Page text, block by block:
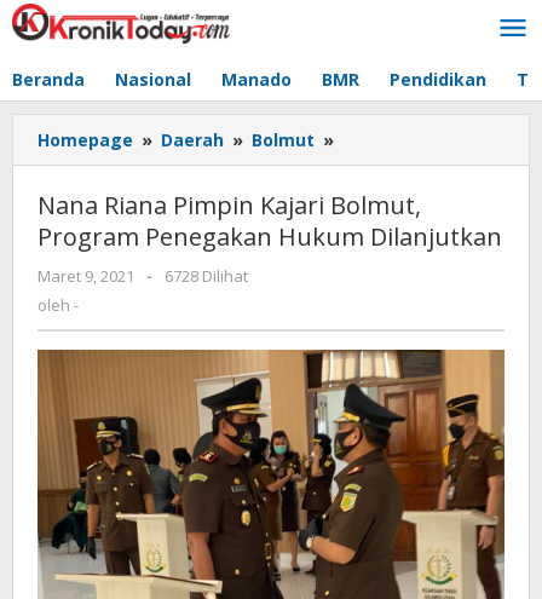
Lewati
ke
Beranda Nasional Manado BMR Pendidikan
Homepage » Daerah » Bolmut »
Riana
Pimpin
Kajari
Bolmut,
Nana Riana Pimpin Kajari Bolmut,
Program Penegakan Hukum Dilanjutkan
Maret 9, 2021
oleh
-
6728 Dilihat
oleh -